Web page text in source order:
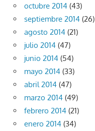
octubre 2014 (43)
septiembre 2014 (26)
agosto 2014 (21)
julio 2014 (47)
junio 2014 (54)
mayo 2014 (33)
abril 2014 (47)
marzo 2014 (49)
febrero 2014 (21)
enero 2014 (34)